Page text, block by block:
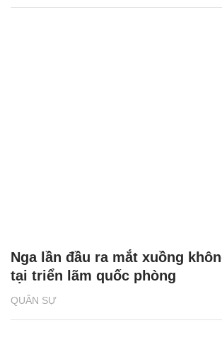
QUÂN SỰ
Nga lần đầu ra mắt xuồng
tại triển lãm quốc phòng